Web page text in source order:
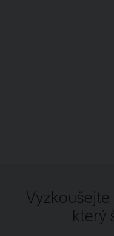
Vyzkoušejte
který